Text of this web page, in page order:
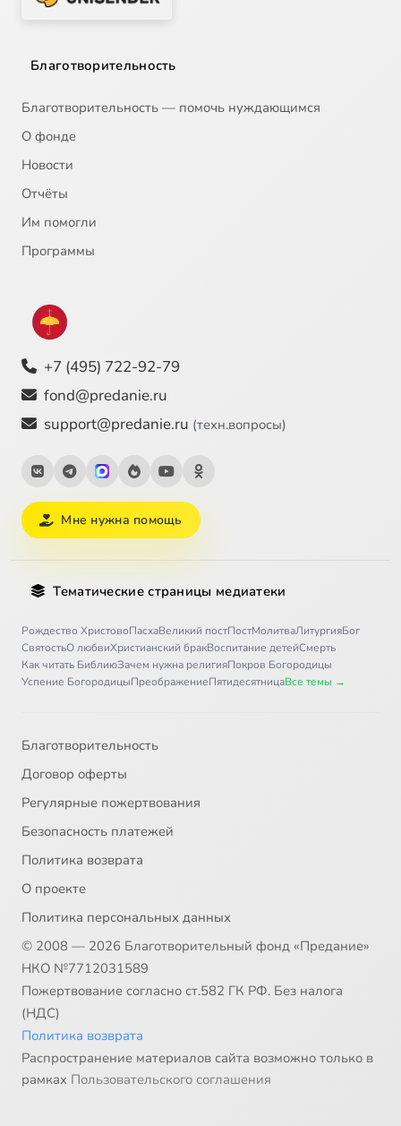
Благотворительность
Благотворительность — помочь нуждающимся
О фонде
Новости
Отчёты
Им помогли
Программы
+7 (495) 722-92-79
fond@predanie.ru
support@predanie.ru (техн.вопросы)
Мне нужна помощь
Тематические страницы медиатеки
Рождество ХристовоПасхаВеликий постПостМолитваЛитургияБог
СвятостьО любвиХристианский бракВоспитание детейСмерть
Как читать БиблиюЗачем нужна религияПокров Богородицы
Успение БогородицыПреображениеПятидесятницаВсе темы →
Благотворительность
Договор оферты
Регулярные пожертвования
Безопасность платежей
Политика возврата
О проекте
Политика персональных данных
© 2008 — 2026 Благотворительный фонд «Предание»
НКО №7712031589
Пожертвование согласно ст.582 ГК РФ. Без налога
(НДС)
Политика возврата
Распространение материалов сайта возможно только в
рамках Пользовательского соглашения